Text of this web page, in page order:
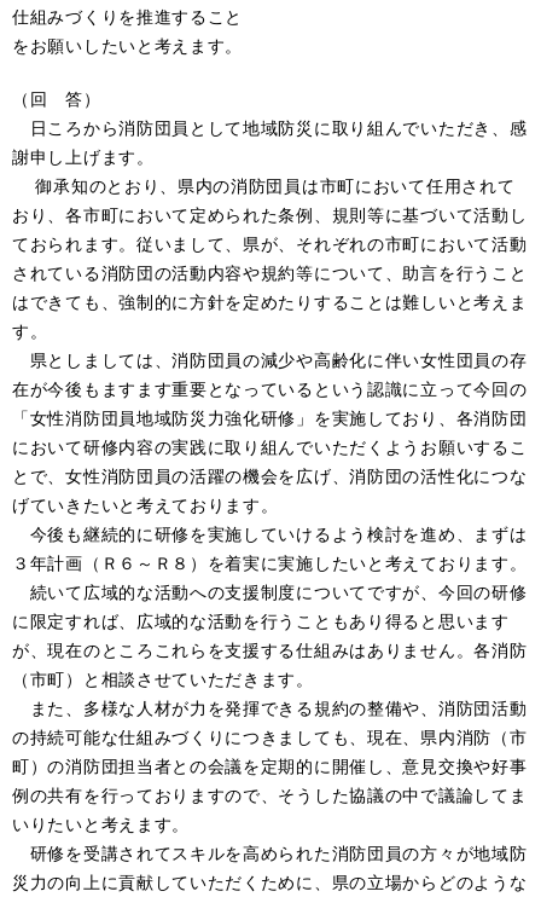
仕組みづくりを推進すること
をお願いしたいと考えます。
（回 答）
日ころから消防団員として地域防災に取り組んでいただき、感
謝申し上げます。
御承知のとおり、県内の消防団員は市町において任用されて
おり、各市町において定められた条例、規則等に基づいて活動し
ておられます。従いまして、県が、それぞれの市町において活動
されている消防団の活動内容や規約等について、助言を行うこと
はできても、強制的に方針を定めたりすることは難しいと考えま
す。
県としましては、消防団員の減少や高齢化に伴い女性団員の存
在が今後もますます重要となっているという認識に立って今回の
「女性消防団員地域防災力強化研修」を実施しており、各消防団
において研修内容の実践に取り組んでいただくようお願いするこ
とで、女性消防団員の活躍の機会を広げ、消防団の活性化につな
げていきたいと考えております。
今後も継続的に研修を実施していけるよう検討を進め、まずは
３年計画（Ｒ６～Ｒ８）を着実に実施したいと考えております。
続いて広域的な活動への支援制度についてですが、今回の研修
に限定すれば、広域的な活動を行うこともあり得ると思います
が、現在のところこれらを支援する仕組みはありません。各消防
（市町）と相談させていただきます。
また、多様な人材が力を発揮できる規約の整備や、消防団活動
の持続可能な仕組みづくりにつきましても、現在、県内消防（市
町）の消防団担当者との会議を定期的に開催し、意見交換や好事
例の共有を行っておりますので、そうした協議の中で議論してま
いりたいと考えます。
研修を受講されてスキルを高められた消防団員の方々が地域防
災力の向上に貢献していただくために、県の立場からどのような